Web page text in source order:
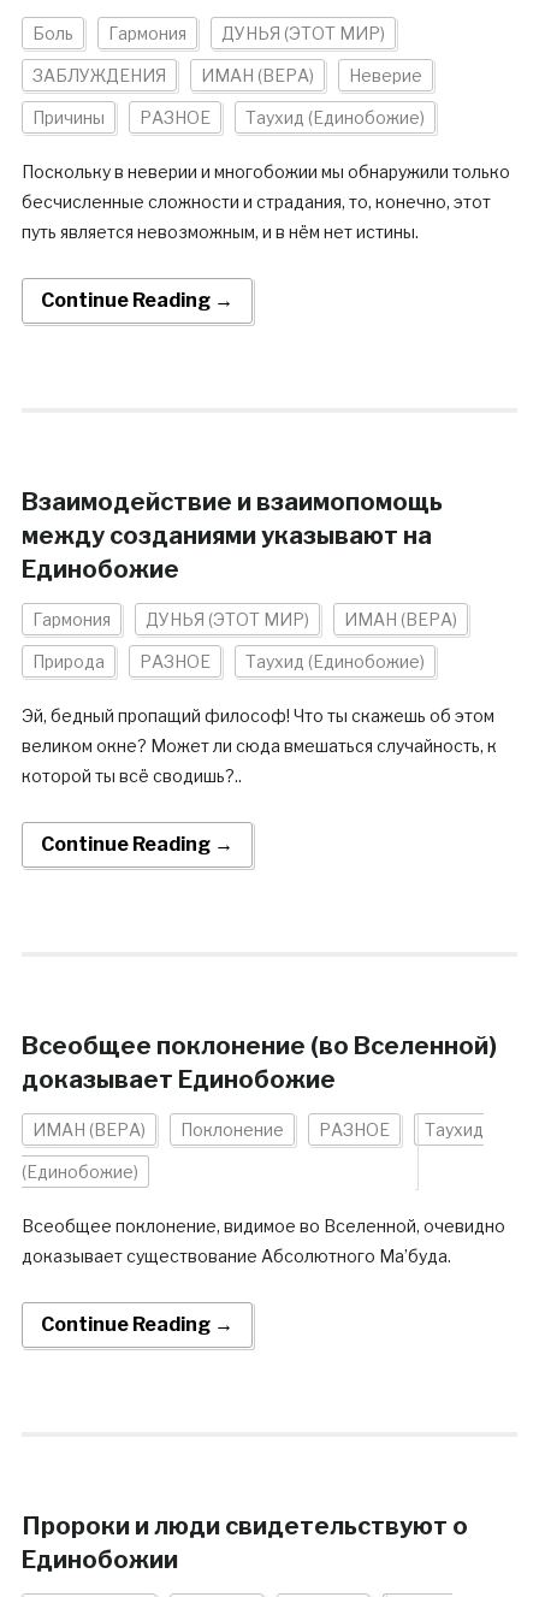
Боль Гармония ДУНЬЯ (ЭТОТ МИР)
ЗАБЛУЖДЕНИЯ ИМАН (ВЕРА) Неверие
Причины РАЗНОЕ Таухид (Единобожие)
Поскольку в неверии и многобожии мы обнаружили только
бесчисленные сложности и страдания, то, конечно, этот
путь является невозможным, и в нём нет истины.
Continue Reading →
Взаимодействие и взаимопомощь
между созданиями указывают на
Единобожие
Гармония ДУНЬЯ (ЭТОТ МИР) ИМАН (ВЕРА)
Природа РАЗНОЕ Таухид (Единобожие)
Эй, бедный пропащий философ! Что ты скажешь об этом
великом окне? Может ли сюда вмешаться случайность, к
которой ты всё сводишь?..
Continue Reading →
Всеобщее поклонение (во Вселенной)
доказывает Единобожие
ИМАН (ВЕРА) Поклонение РАЗНОЕ Таухид
(Единобожие)
Всеобщее поклонение, видимое во Вселенной, очевидно
доказывает существование Абсолютного Ма’буда.
Continue Reading →
Пророки и люди свидетельствуют о
Единобожии